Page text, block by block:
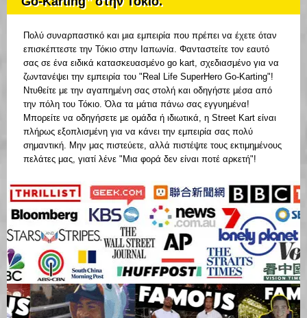
Πολύ συναρπαστικό και μια εμπειρία που πρέπει να έχετε όταν
επισκέπτεστε την Τόκιο στην Ιαπωνία. Φανταστείτε τον εαυτό
σας σε ένα ειδικά κατασκευασμένο go kart, σχεδιασμένο για να
ζωντανέψει την εμπειρία του "Real Life SuperHero Go-Karting"!
Ντυθείτε με την αγαπημένη σας στολή και οδηγήστε μέσα από
την πόλη του Τόκιο. Όλα τα μάτια πάνω σας εγγυημένα!
Μπορείτε να οδηγήσετε με ομάδα ή ιδιωτικά, η Street Kart είναι
πλήρως εξοπλισμένη για να κάνει την εμπειρία σας πολύ
σημαντική. Μην μας πιστεύετε, αλλά πιστέψτε τους εκτιμημένους
πελάτες μας, γιατί λένε "Μια φορά δεν είναι ποτέ αρκετή"!